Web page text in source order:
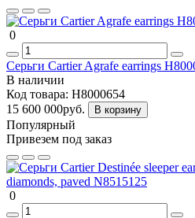
0
Серьги Cartier Agrafe earrings
В наличии
Код товара: H8000654
15 600 000руб.
В корзину
Популярный
Привезем под заказ
0